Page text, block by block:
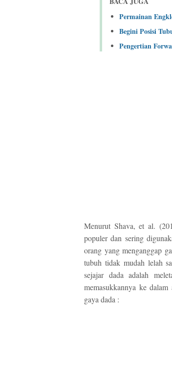
Permainan
Begini Posisi
Pengertian
Menurut Shava, et al.
populer dan sering
orang yang menganggap
tubuh tidak mudah lelah
sejajar dada adalah
memasukkannya ke
gaya dada :